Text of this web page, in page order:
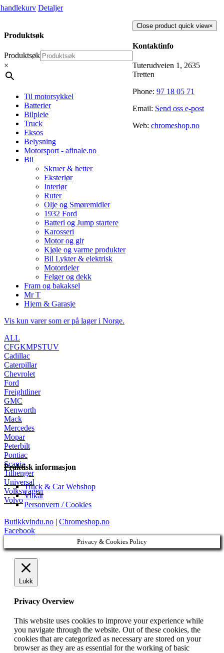
Detaljer
Produktsøk
Produktsøk
×
Til motorsykkel
Batterier
Bilpleie
Truck
Eksos
Belysning
Motorsport - afinale.no
Bil
Skruer & hetter
Eksteriør
Interiør
Ruter
Olje og Smøremidler
1932 Ford
Batteri og Jump startere
Karosseri
Motor og gir
Kjøle og varme produkter
Bil Lykter & elektrisk
Motordeler
Felger og dekk
Fram og bakaksel
Mr T
Hjem & Garasje
Vis kun varer som er på lager i Norge.
ALL
CFGKMPSTUV
Cadillac
Caterpillar
Chevrolet
Ford
Freightliner
GMC
Kenworth
Mack
Mercedes
Mopar
Peterbilt
Pontiac
Scania
Tilhenger
Universal
Volkswagen
Volvo
Close product quick view×
Kontaktinfo
Tuterudveien 1, 2635
Tretten
Phone: 97 18 05 71
Email: Send oss e-post
Web: chromeshop.no
Praktisk informasjon
Truck & Car Webshop
Vilkår
Personvern / Cookies
Butikkvindu.no | Chromeshop.no
Facebook
Privacy & Cookies Policy
Lukk
Privacy Overview
This website uses cookies to improve your experience while
you navigate through the website. Out of these cookies, the
cookies that are categorized as necessary are stored on your
browser as they are as essential for the working of basic